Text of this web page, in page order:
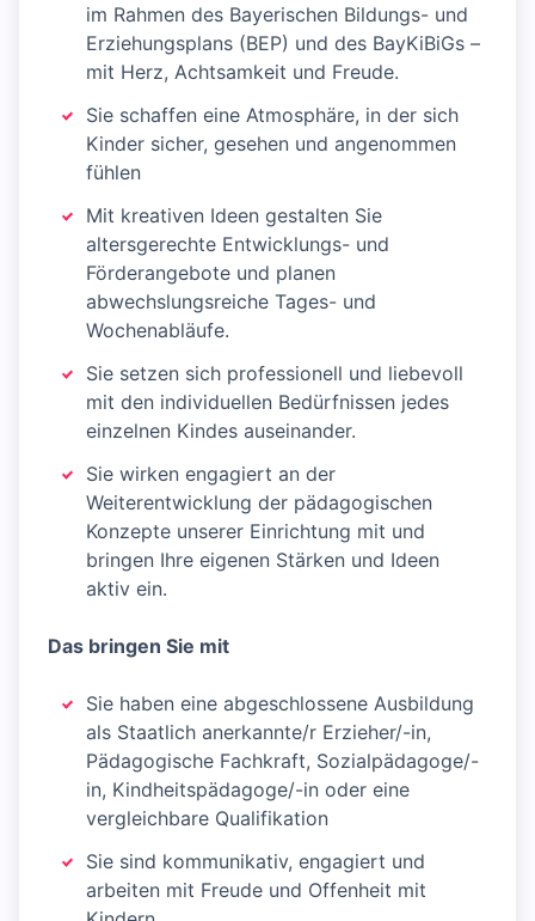
im Rahmen des Bayerischen Bildungs- und
Erziehungsplans (BEP) und des BayKiBiGs –
mit Herz, Achtsamkeit und Freude.
Sie schaffen eine Atmosphäre, in der sich
Kinder sicher, gesehen und angenommen
fühlen
Mit kreativen Ideen gestalten Sie
altersgerechte Entwicklungs- und
Förderangebote und planen
abwechslungsreiche Tages- und
Wochenabläufe.
Sie setzen sich professionell und liebevoll
mit den individuellen Bedürfnissen jedes
einzelnen Kindes auseinander.
Sie wirken engagiert an der
Weiterentwicklung der pädagogischen
Konzepte unserer Einrichtung mit und
bringen Ihre eigenen Stärken und Ideen
aktiv ein.
Das bringen Sie mit
Sie haben eine abgeschlossene Ausbildung
als Staatlich anerkannte/r Erzieher/-in,
Pädagogische Fachkraft, Sozialpädagoge/-
in, Kindheitspädagoge/-in oder eine
vergleichbare Qualifikation
Sie sind kommunikativ, engagiert und
arbeiten mit Freude und Offenheit mit